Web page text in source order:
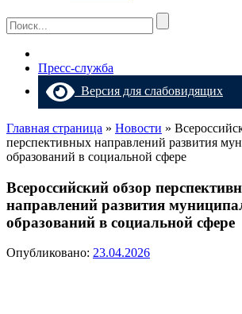
Пресс-служба
Версия для слабовидящих
Главная страница » Новости »
перспективных направлений развития
образований в социальной сфере
Всероссийский обзор
направлений развития
образований в социальной сфере
Опубликовано: 23.04.2026